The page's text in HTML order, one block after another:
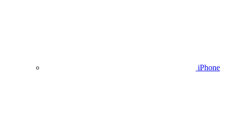
iPhone